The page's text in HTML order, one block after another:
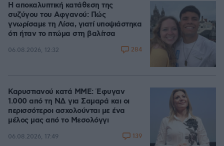
Η αποκαλυπτική κατάθεση της
συζύγου του Αφγανού: Πώς
γνωρίσαμε τη Λίσα, γιατί υποψιάστηκα
ότι ήταν το πτώμα στη βαλίτσα
06.08.2026, 12:32 284
Καρυστιανού κατά ΜΜΕ: Έφυγαν
1.000 από τη ΝΔ για Σαμαρά και οι
περισσότεροι ασχολούνται με ένα
μέλος μας από το Μεσολόγγι
06.08.2026, 17:49 139